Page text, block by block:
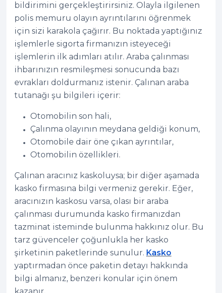
bildirimini gerçekleştirirsiniz. Olayla ilgilenen
polis memuru olayın ayrıntılarını öğrenmek
için sizi karakola çağırır. Bu noktada yaptığınız
işlemlerle sigorta firmanızın isteyeceği
işlemlerin ilk adımları atılır. Araba çalınması
ihbarınızın resmileşmesi sonucunda bazı
evrakları doldurmanız istenir. Çalınan araba
tutanağı şu bilgileri içerir:
Otomobilin son hali,
Çalınma olayının meydana geldiği konum,
Otomobile dair öne çıkan ayrıntılar,
Otomobilin özellikleri.
Çalınan aracınız kaskoluysa; bir diğer aşamada
kasko firmasına bilgi vermeniz gerekir. Eğer,
aracınızın kaskosu varsa, olası bir araba
çalınması durumunda kasko firmanızdan
tazminat isteminde bulunma hakkınız olur. Bu
tarz güvenceler çoğunlukla her kasko
şirketinin paketlerinde sunulur. Kasko
yaptırmadan önce paketin detayı hakkında
bilgi almanız, benzeri konular için önem